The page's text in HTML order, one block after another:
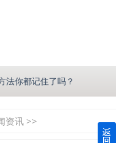
法你都记住了吗？
资讯 >>